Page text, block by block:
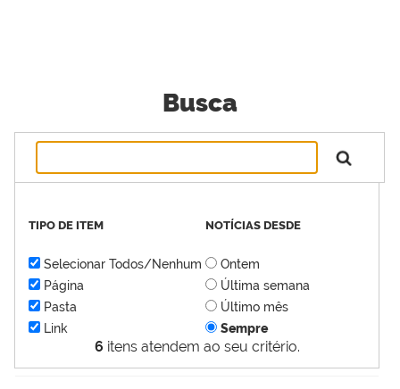
Busca
6 itens atendem ao seu critério.
TIPO DE ITEM
Selecionar Todos/Nenhum
Página
Pasta
Link
NOTÍCIAS DESDE
Ontem
Última semana
Último mês
Sempre